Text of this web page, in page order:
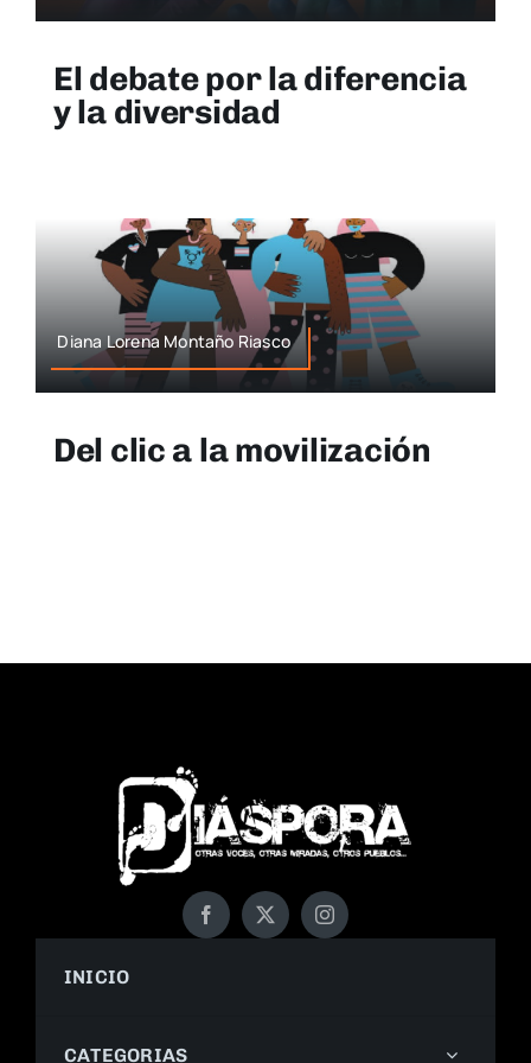
El debate por la diferencia
y la diversidad
Diana Lorena Montaño Riasco
Del clic a la movilización
INICIO
CATEGORIAS